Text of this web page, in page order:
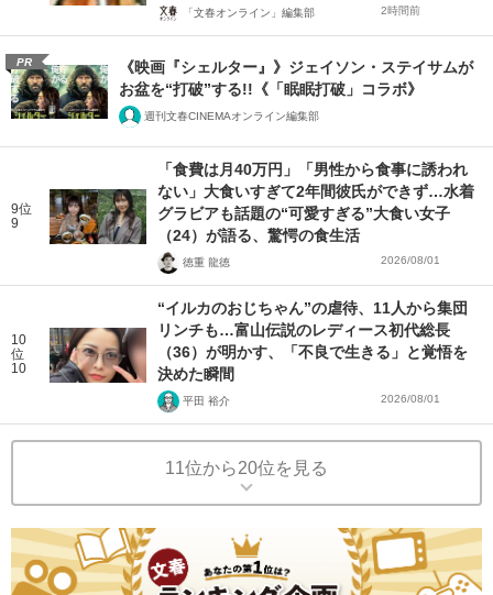
「文春オンライン」編集部 2時間前
PR
《映画『シェルター』》ジェイソン・ステイサムが
お盆を“打破”する!!《「眠眠打破」コラボ》
週刊文春CINEMAオンライン編集部
9位
9
「食費は月40万円」「男性から食事に誘われ
ない」大食いすぎて2年間彼氏ができず…水着
グラビアも話題の“可愛すぎる”大食い女子
（24）が語る、驚愕の食生活
徳重 龍徳 2026/08/01
10
位
10
“イルカのおじちゃん”の虐待、11人から集団
リンチも…富山伝説のレディース初代総長
（36）が明かす、「不良で生きる」と覚悟を
決めた瞬間
平田 裕介 2026/08/01
11位から20位を見る